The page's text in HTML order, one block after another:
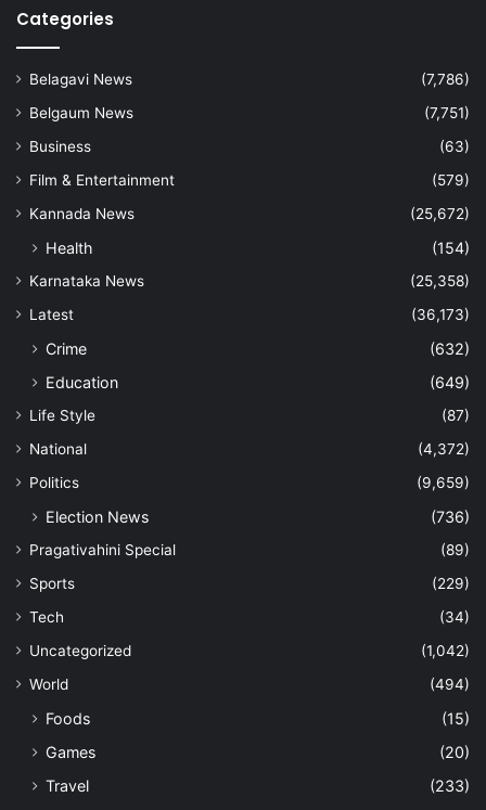
Categories
Belagavi News
(7,786)
Belgaum News
(7,751)
Business
(63)
Film & Entertainment
(579)
Kannada News
(25,672)
Health (154)
Karnataka News
(25,358)
Latest
(36,173)
Crime
(632)
Education
(649)
Life Style
(87)
National
(4,372)
Politics
(9,659)
Election News (736)
Pragativahini Special
(89)
Sports
(229)
Tech
(34)
Uncategorized
(1,042)
World
(494)
Foods
(15)
Games
(20)
Travel
(233)